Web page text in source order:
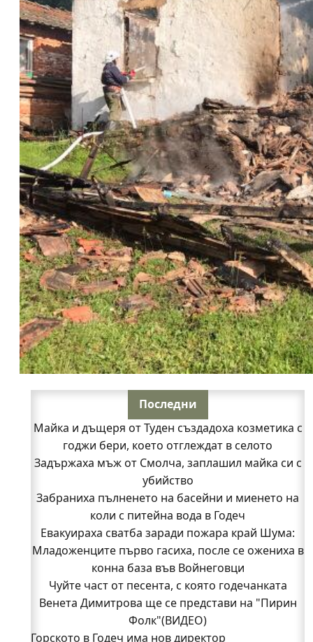
Последни
Майка и дъщеря от Туден създадоха козметика с
годжи бери, което отглеждат в селото
Задържаха мъж от Смолча, заплашил майка си с
убийство
Забраниха пълненето на басейни и миенето на
коли с питейна вода в Годеч
Евакуираха сватба заради пожара край Шума:
Младоженците първо гасиха, после се ожениха в
конна база във Войнеговци
Чуйте част от песента, с която годечанката
Венета Димитрова ще се представи на "Пирин
Фолк"(ВИДЕО)
Горското в Годеч има нов директор